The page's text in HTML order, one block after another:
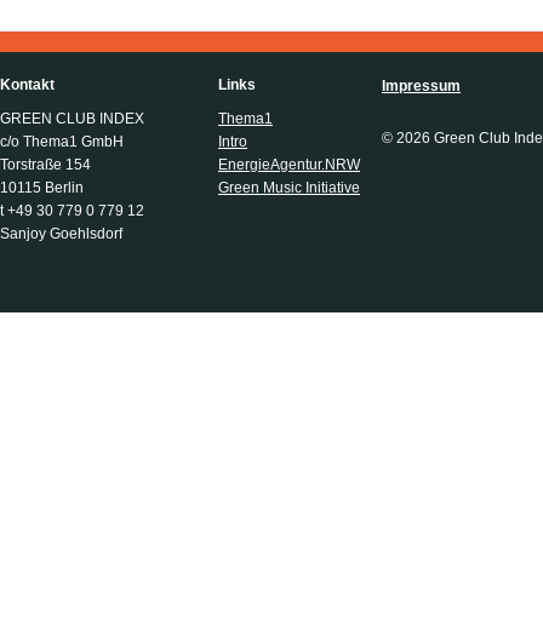
Kontakt
GREEN CLUB INDEX
c/o Thema1 GmbH
Torstraße 154
10115 Berlin
t +49 30 779 0 779 12
Sanjoy Goehlsdorf
Links
Thema1
Intro
EnergieAgentur.NRW
Green Music Initiative
Impressum
© 2026 Green Club